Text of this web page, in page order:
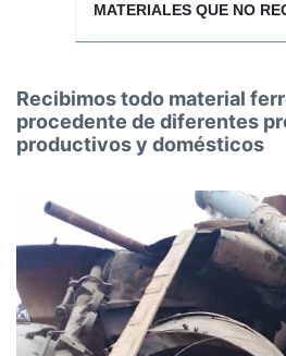
MATERIALES QUE NO
Recibimos todo material
procedente de diferentes
productivos y domésticos